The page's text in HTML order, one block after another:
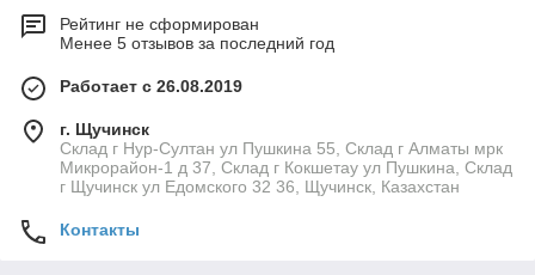
Рейтинг не сформирован
Менее 5 отзывов за последний год
Работает с 26.08.2019
г. Щучинск
Склад г Нур-Султан ул Пушкина 55, Склад г Алматы мрк
Микрорайон-1 д 37, Склад г Кокшетау ул Пушкина, Склад
г Щучинск ул Едомского 32 36, Щучинск, Казахстан
Контакты